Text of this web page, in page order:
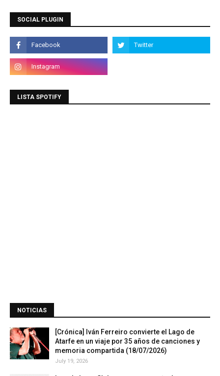
SOCIAL PLUGIN
LISTA SPOTIFY
NOTICIAS
[Crónica] Iván Ferreiro convierte el Lago de
Atarfe en un viaje por 35 años de canciones y
memoria compartida (18/07/2026)
July 19, 2026